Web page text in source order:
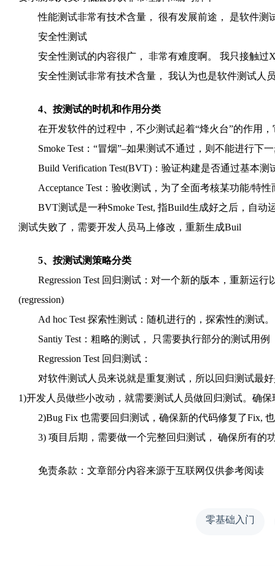
性能测试非常有技术含量， 很有发展前途， 是软件测
安全性测试
安全性测试的内容很广， 非常有难度啊。 我只接触过
安全性测试非常有技术含量， 我认为也是软件测试人
4、按测试的时机和作用分类
在开发软件的过程中，不少测试起着“烽火台”的作用，
Smoke Test：“冒烟”–如果测试不通过，则不能进行下
Build Verification Test(BVT)：验证构建是否通过基本测
Acceptance Test：验收测试，为了全面考核某功能/特性
BVT测试是一种Smoke Test, 指Build生成好之后，自动
测试失败了，需要开发人员马上修改，重新生成Buil
5、按测试测策略分类
Regression Test 回归测试：对一个新的版本，重新运行
(regression)
Ad hoc Test 探索性测试：随机进行的，探索性的测试。
Santiy Test：粗略的测试， 只需要执行部分的测试用例
Regression Test 回归测试：
对软件测试人员来说就是重复测试，所以回归测试最
1)开发人员做些小改动，就需要测试人员做回归测试。确
2)Bug Fix 也需要回归测试，确保新的代码修复了Fix,
3) 项目后期，需要做一个完整回归测试， 确保所有的
免责条款：文章部分内容来源于互联网仅供参考阅读
零基础入门